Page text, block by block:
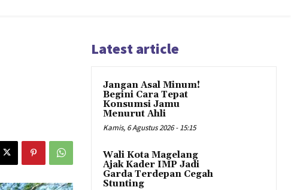
Latest article
Jangan Asal Minum!
Begini Cara Tepat
Konsumsi Jamu
Menurut Ahli
Kamis, 6 Agustus 2026 - 15:15
Wali Kota Magelang
Ajak Kader IMP Jadi
Garda Terdepan Cegah
Stunting